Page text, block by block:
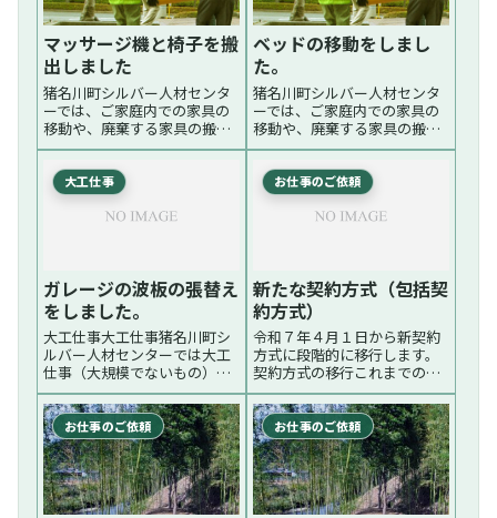
マッサージ機と椅子を搬
出しました
猪名川町シルバー人材センタ
ーでは、ご家庭内での家具の
移動や、廃棄する家具の搬出
をしております。大きくてご
さいは当センターにご相談く
ださい。先日は、マッサージ
機と椅子2つを外に搬出しまし
ベッドの移動をしまし
た。
猪名川町シルバー人材センタ
ーでは、ご家庭内での家具の
移動や、廃棄する家具の搬出
をしております。大きくてご
さいは当センターにご相談く
ださい。本日はベッドを移動
の移動と組み立て、ソファベ
大工仕事
ガレージの波板の張替え
をしました。
大工仕事大工仕事猪名川町シ
ルバー人材センターでは大工
仕事（大規模でないもの）を
お引き受けしております。先
日はガレージの波板の交換を
しました。参考例・ガレージ
の波板の交換（材料費・処分
費を除く） 13,976円お仕事
の一例床の張替え波板の交
換...続く
お仕事のご依頼
新たな契約方式（包括契
約方式）
令和７年４月１日から新契約
方式に段階的に移行します。
契約方式の移行これまでの契
約方式（以下再委託方式）
は、センターは発注者から依
頼のあった仕事を、会員に再
依頼sする方式でした。新しい
契約方式（以下包括契約方
式）は、発注者と会員の間に
直接契的...続く
お仕事のご依頼 お仕事のご依頼